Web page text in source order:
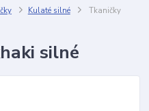
Kulaté silné
Tkaničky
silné